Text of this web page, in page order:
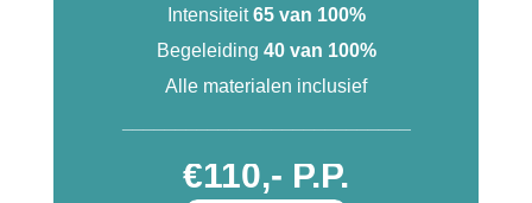
Intensiteit65 van 100%
Begeleiding 40 van 100%
Alle materialen inclusief
€110,- P.P.